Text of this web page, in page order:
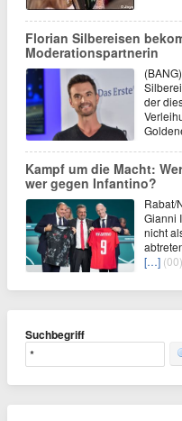
Florian Silbereisen
Moderationspartnerin
der
Kampf um die Macht:
wer gegen Infantino?
Rabat/
Gianni
nicht
[…] (00)
Suchbegriff